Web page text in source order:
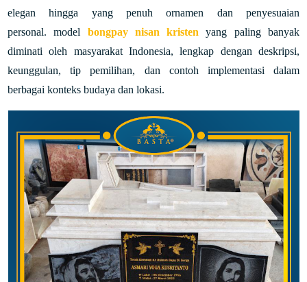
elegan hingga yang penuh ornamen dan penyesuaian
personal.model bongpay nisan kristen yang paling banyak
diminati oleh masyarakat Indonesia, lengkap dengan deskripsi,
keunggulan, tip pemilihan, dan contoh implementasi dalam
berbagai konteks budaya dan lokasi.